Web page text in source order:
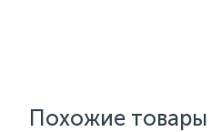
Похожие товары